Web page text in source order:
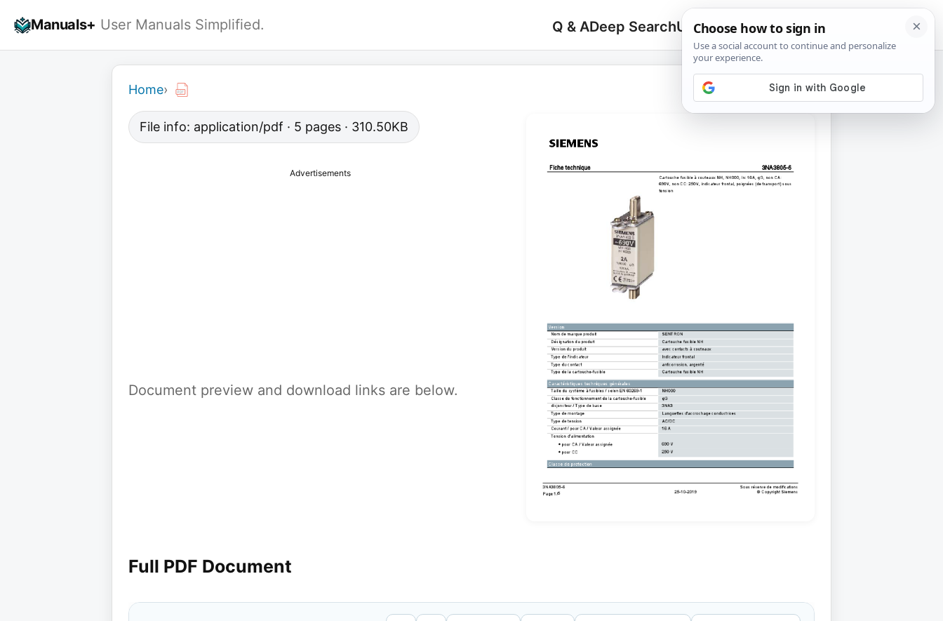
Manuals+ User Manuals Simplified. Q & ADeep SearchUpload
Search
for:
🔍
Home›
File info: application/pdf · 5 pages · 310.50KB
Advertisements
Document preview and download links are below.
Full PDF Document